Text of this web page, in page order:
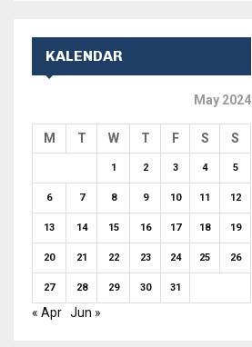
KALENDAR
May 2024
M T W T F S S
1 2 3 4 5
6 7 8 9 10 11 12
13 14 15 16 17 18 19
20 21 22 23 24 25 26
27 28 29 30 31
« Apr Jun »